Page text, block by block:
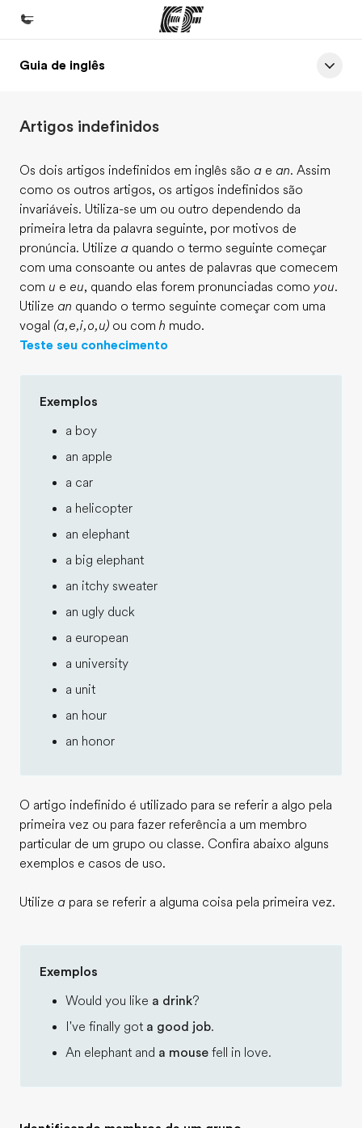
Início
Programas
Lojas
Sobre nós
Carreiras
Junte-se a nós
Guia de inglês
Artigos indefinidos
Os dois artigos indefinidos em inglês são a e an. Assim
como os outros artigos, os artigos indefinidos são
invariáveis. Utiliza-se um ou outro dependendo da
primeira letra da palavra seguinte, por motivos de
pronúncia. Utilize a quando o termo seguinte começar
com uma consoante ou antes de palavras que comecem
com u e eu, quando elas forem pronunciadas como you.
Utilize an quando o termo seguinte começar com uma
vogal (a,e,i,o,u) ou com h mudo.
Teste seu conhecimento
Exemplos
a boy
an apple
a car
a helicopter
an elephant
a big elephant
an itchy sweater
an ugly duck
a european
a university
a unit
an hour
an honor
O artigo indefinido é utilizado para se referir a algo pela
primeira vez ou para fazer referência a um membro
particular de um grupo ou classe. Confira abaixo alguns
exemplos e casos de uso.
Utilize a para se referir a alguma coisa pela primeira vez.
Exemplos
Would you like a drink?
I've finally got a good job.
An elephant and a mouse fell in love.